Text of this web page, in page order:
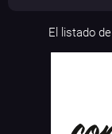
El listado